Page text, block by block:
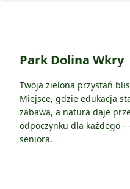
Park Dolina Wkry
Twoja zielona przystań
Miejsce, gdzie edukacja
zabawą, a natura daje
odpoczynku dla każdego
seniora.